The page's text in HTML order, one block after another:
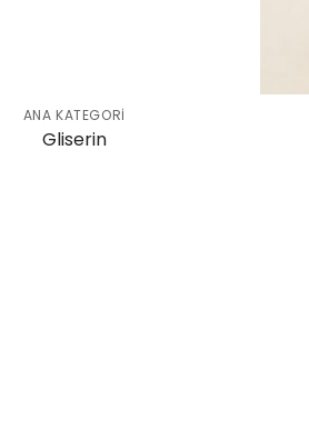
ANA KATEGORI
Gliserin